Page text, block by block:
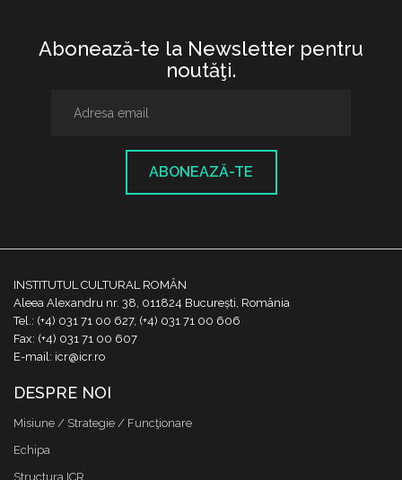
Abonează-te la Newsletter pentru
noutăţi.
ABONEAZĂ-TE
INSTITUTUL CULTURAL ROMÂN
Aleea Alexandru nr. 38, 011824 București, România
Tel.: (+4) 031 71 00 627, (+4) 031 71 00 606
Fax: (+4) 031 71 00 607
E-mail: icr@icr.ro
DESPRE NOI
Misiune / Strategie / Funcţionare
Echipa
Structura ICR